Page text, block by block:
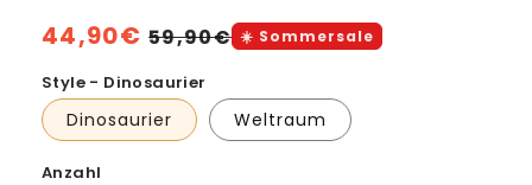
Normaler
Preis
44,90€ Verkaufspreis
59,90€ ☀️ Sommersale
Style - Dinosaurier
Dinosaurier Weltraum
Anzahl